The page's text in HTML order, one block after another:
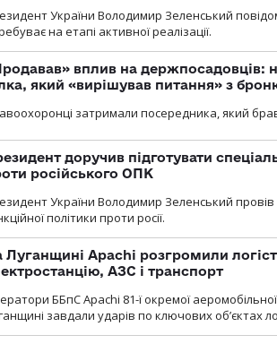
України Володимир Зеленський
на етапі активної реалізації.
вплив на держпосадовців:
який «вирішував питання» з
затримали посередника, який
доручив підготувати
російського ОПК
України Володимир Зеленський
політики проти росії.
Луганщині Apachi розгромили
АЗС і транспорт
ББпС Apachi 81-ї окремої
завдали ударів по ключових об’єктах